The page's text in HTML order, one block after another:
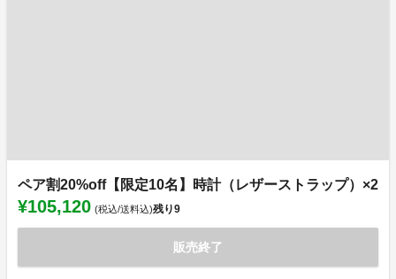
ペア割20%off【限定10名】時計（レザーストラップ）×2
¥105,120 (税込/送料込)残り9
販売終了